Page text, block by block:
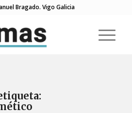
Bragado. Vigo Galicia